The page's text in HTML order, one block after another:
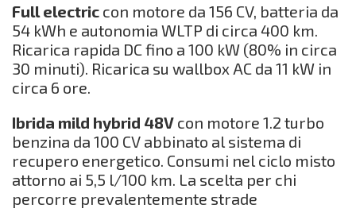
Full electric con motore da 156 CV, batteria da
54 kWh e autonomia WLTP di circa 400 km.
Ricarica rapida DC fino a 100 kW (80% in circa
30 minuti). Ricarica su wallbox AC da 11 kW in
circa 6 ore.
Ibrida mild hybrid 48V con motore 1.2 turbo
benzina da 100 CV abbinato al sistema di
recupero energetico. Consumi nel ciclo misto
attorno ai 5,5 l/100 km. La scelta per chi
percorre prevalentemente strade